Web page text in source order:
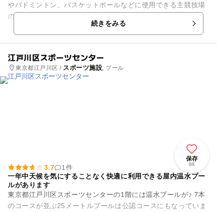
やバドミントン、バスケットボールなどに使用できる主競技場
のほか、温水プールや卓球室、アーチェリー場、弓道場、エア
ライフル射場、トレーニング...続きをみる
江戸川区スポーツセンター
東京都江戸川区 / スポーツ施設 , プール
保存
88
3.7
1件
一年中天候を気にすることなく快適に利用できる屋内温水プー
ルがあります
東京都江戸川区スポーツセンターの1階には温水プールが♪ 7本
のコースが並ぶ25メートルプールは公認コースにもなっていま